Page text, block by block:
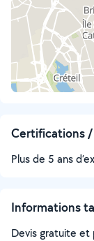
Certifications
Plus de 5 ans
Informations
Devis gratuite et